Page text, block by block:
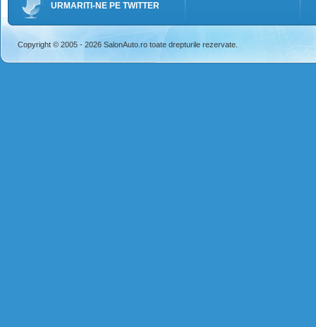
URMARITI-NE PE TWITTER
Copyright © 2005 - 2026 SalonAuto.ro toate drepturile rezervate.